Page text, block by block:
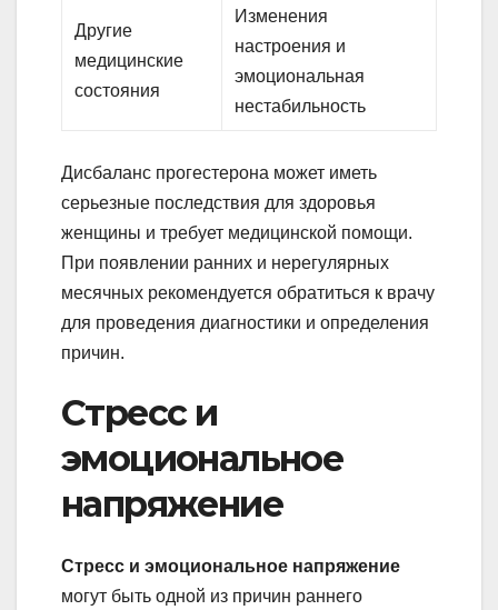
Другие
медицинские
состояния
Изменения
настроения и
эмоциональная
нестабильность
Дисбаланс прогестерона может иметь
серьезные последствия для здоровья
женщины и требует медицинской помощи.
При появлении ранних и нерегулярных
месячных рекомендуется обратиться к врачу
для проведения диагностики и определения
причин.
Стресс и
эмоциональное
напряжение
Стресс и эмоциональное напряжение
могут быть одной из причин раннего